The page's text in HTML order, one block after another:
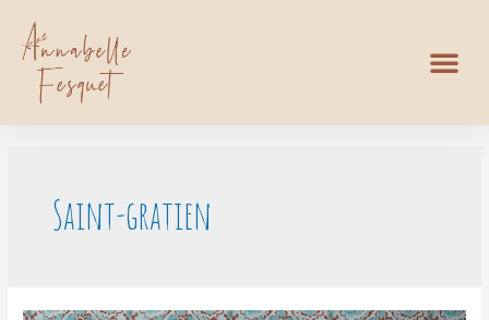
Saint-gratien